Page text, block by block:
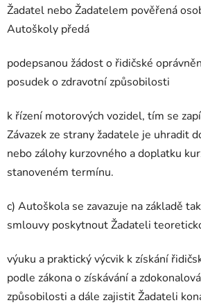
Žadatel nebo Žadatelem pověřená
Autoškoly předá
podepsanou žádost o řidičské
posudek o zdravotní způsobilosti
k řízení motorových vozidel, tím se
Závazek ze strany žadatele je uhradit
nebo zálohy kurzovného a doplatku
stanoveném termínu.
c) Autoškola se zavazuje na základě
smlouvy poskytnout Žadateli
výuku a praktický výcvik k získání
podle zákona o získávání a
způsobilosti a dále zajistit Žadateli